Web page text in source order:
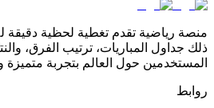
منصة رياضية تقدم تغطية لحظية دقيقة
ذلك جداول المباريات، ترتيب الفرق،
المستخدمين حول العالم بتجربة
روابط